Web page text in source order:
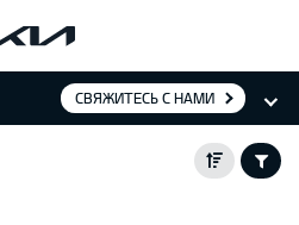
СВЯЖИТЕСЬ С НАМИ